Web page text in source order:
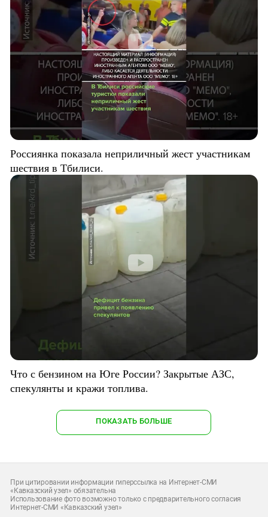
Россиянка показала неприличный жест участникам
шествия в Тбилиси.
Что с бензином на Юге России? Закрытые АЗС,
спекулянты и кражи топлива.
ПОКАЗАТЬ БОЛЬШЕ
При цитировании информации гиперссылка на Интернет-СМИ
«Кавказский узел» обязательна
Использование фото возможно только с предварительного согласия
Интернет-СМИ «Кавказский узел»